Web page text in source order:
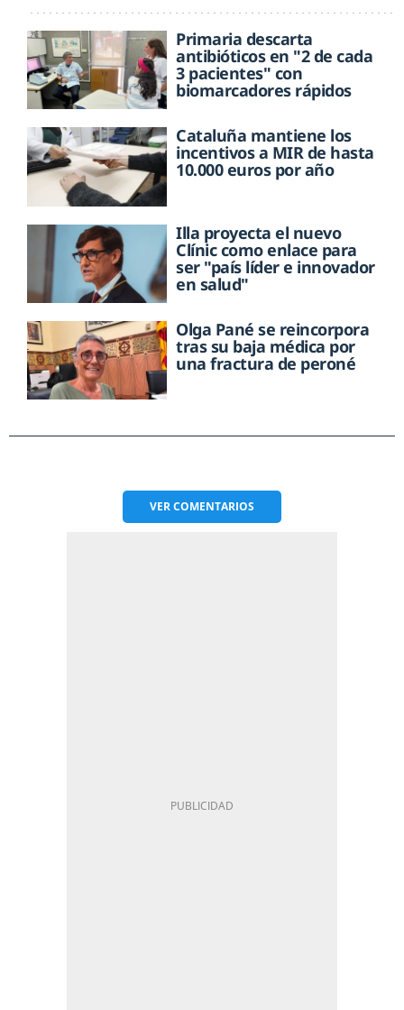
Primaria descarta
antibióticos en "2 de cada
3 pacientes" con
biomarcadores rápidos
Cataluña mantiene los
incentivos a MIR de hasta
10.000 euros por año
Illa proyecta el nuevo
Clínic como enlace para
ser "país líder e innovador
en salud"
Olga Pané se reincorpora
tras su baja médica por
una fractura de peroné
VERCOMENTARIOS